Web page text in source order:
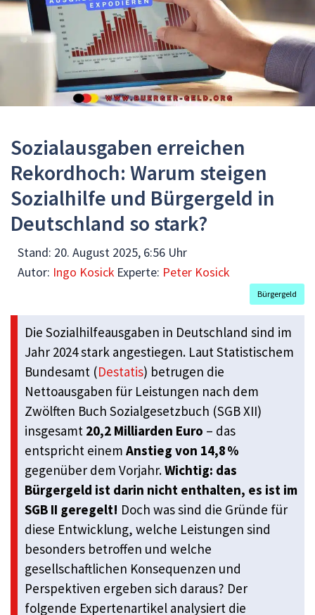
Sozialausgaben erreichen
Rekordhoch: Warum steigen
Sozialhilfe und Bürgergeld in
Deutschland so stark?
Stand: 20. August 2025, 6:56 Uhr
Autor: Ingo Kosick Experte: Peter Kosick
Bürgergeld
Die Sozialhilfeausgaben in Deutschland sind im
Jahr 2024 stark angestiegen. Laut Statistischem
Bundesamt (Destatis) betrugen die
Nettoausgaben für Leistungen nach dem
Zwölften Buch Sozialgesetzbuch (SGB XII)
insgesamt 20,2 Milliarden Euro – das
entspricht einem Anstieg von 14,8 %
gegenüber dem Vorjahr.Wichtig: das
Bürgergeld ist darin nicht enthalten, es ist im
SGB II geregelt! Doch was sind die Gründe für
diese Entwicklung, welche Leistungen sind
besonders betroffen und welche
gesellschaftlichen Konsequenzen und
Perspektiven ergeben sich daraus? Der
folgende Expertenartikel analysiert die